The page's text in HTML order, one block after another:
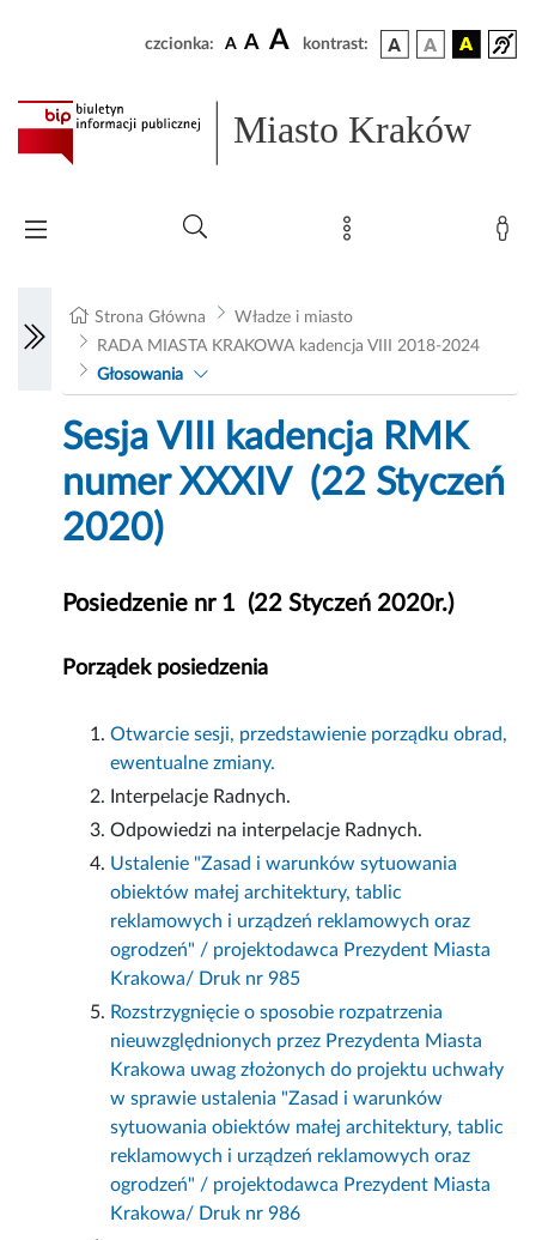
czcionka: A A A kontrast:
Miasto Kraków
Strona Główna
Władze i miasto
RADA MIASTA KRAKOWA kadencja VIII 2018-2024
Głosowania
Sesja VIII kadencja RMK
numer XXXIV (22 Styczeń
2020)
Posiedzenie nr 1 (22 Styczeń 2020r.)
Porządek posiedzenia
Otwarcie sesji, przedstawienie porządku obrad,
ewentualne zmiany.
Interpelacje Radnych.
Odpowiedzi na interpelacje Radnych.
Ustalenie "Zasad i warunków sytuowania
obiektów małej architektury, tablic
reklamowych i urządzeń reklamowych oraz
ogrodzeń" / projektodawca Prezydent Miasta
Krakowa/ Druk nr 985
Rozstrzygnięcie o sposobie rozpatrzenia
nieuwzględnionych przez Prezydenta Miasta
Krakowa uwag złożonych do projektu uchwały
w sprawie ustalenia "Zasad i warunków
sytuowania obiektów małej architektury, tablic
reklamowych i urządzeń reklamowych oraz
ogrodzeń" / projektodawca Prezydent Miasta
Krakowa/ Druk nr 986